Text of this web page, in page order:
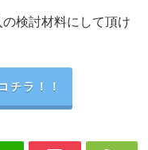
検討材料にして頂け
チラ！！